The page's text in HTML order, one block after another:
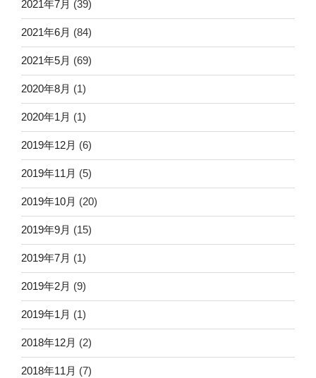
2021年7月 (39)
2021年6月 (84)
2021年5月 (69)
2020年8月 (1)
2020年1月 (1)
2019年12月 (6)
2019年11月 (5)
2019年10月 (20)
2019年9月 (15)
2019年7月 (1)
2019年2月 (9)
2019年1月 (1)
2018年12月 (2)
2018年11月 (7)